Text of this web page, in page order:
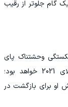
با دبل‌چمپیون شدن در سال 2016، یک گام جلوتر از رقیب
وحشتناک پای
چپش در جریان مبارزه با داستین پویریه در جولای 2021 خواهد بود؛
او برای بازگشت در